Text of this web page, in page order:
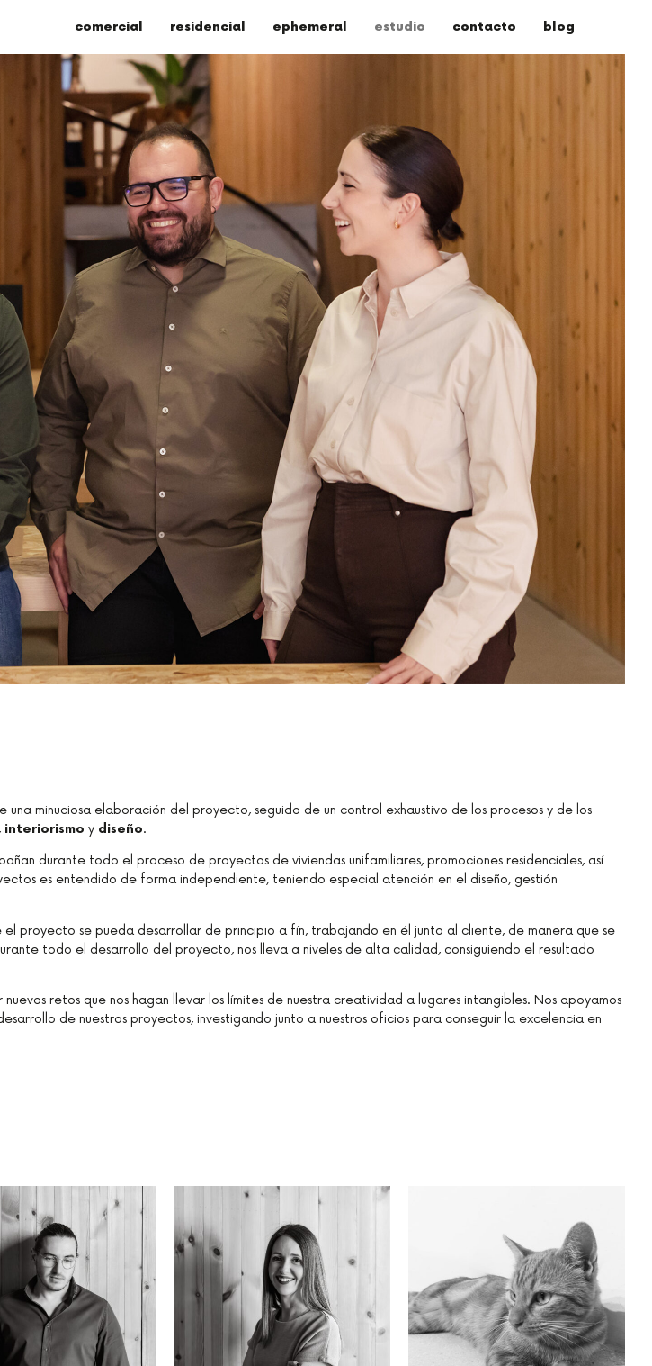
comercial residencial ephemeral estudio contacto blog
minuciosa elaboración del proyecto, seguido de un control exhaustivo de los procesos y de los
, interiorismo y diseño.
durante todo el proceso de proyectos de viviendas unifamiliares, promociones residenciales, así
es entendido de forma independiente, teniendo especial atención en el diseño, gestión
proyecto se pueda desarrollar de principio a fín, trabajando en él junto al cliente, de manera que se
todo el desarrollo del proyecto, nos lleva a niveles de alta calidad, consiguiendo el resultado
retos que nos hagan llevar los límites de nuestra creatividad a lugares intangibles. Nos apoyamos
de nuestros proyectos, investigando junto a nuestros oficios para conseguir la excelencia en